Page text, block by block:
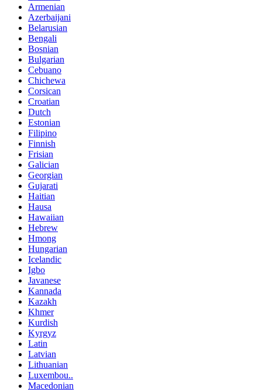
Armenian
Azerbaijani
Belarusian
Bengali
Bosnian
Bulgarian
Cebuano
Chichewa
Corsican
Croatian
Dutch
Estonian
Filipino
Finnish
Frisian
Galician
Georgian
Gujarati
Haitian
Hausa
Hawaiian
Hebrew
Hmong
Hungarian
Icelandic
Igbo
Javanese
Kannada
Kazakh
Khmer
Kurdish
Kyrgyz
Latin
Latvian
Lithuanian
Luxembou..
Macedonian